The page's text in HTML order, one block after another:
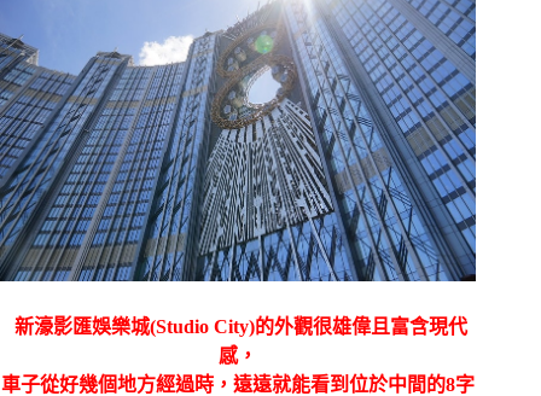
新濠影匯娛樂城(Studio City)的外觀很雄偉且富含現代
感，
車子從好幾個地方經過時，遠遠就能看到位於中間的8字